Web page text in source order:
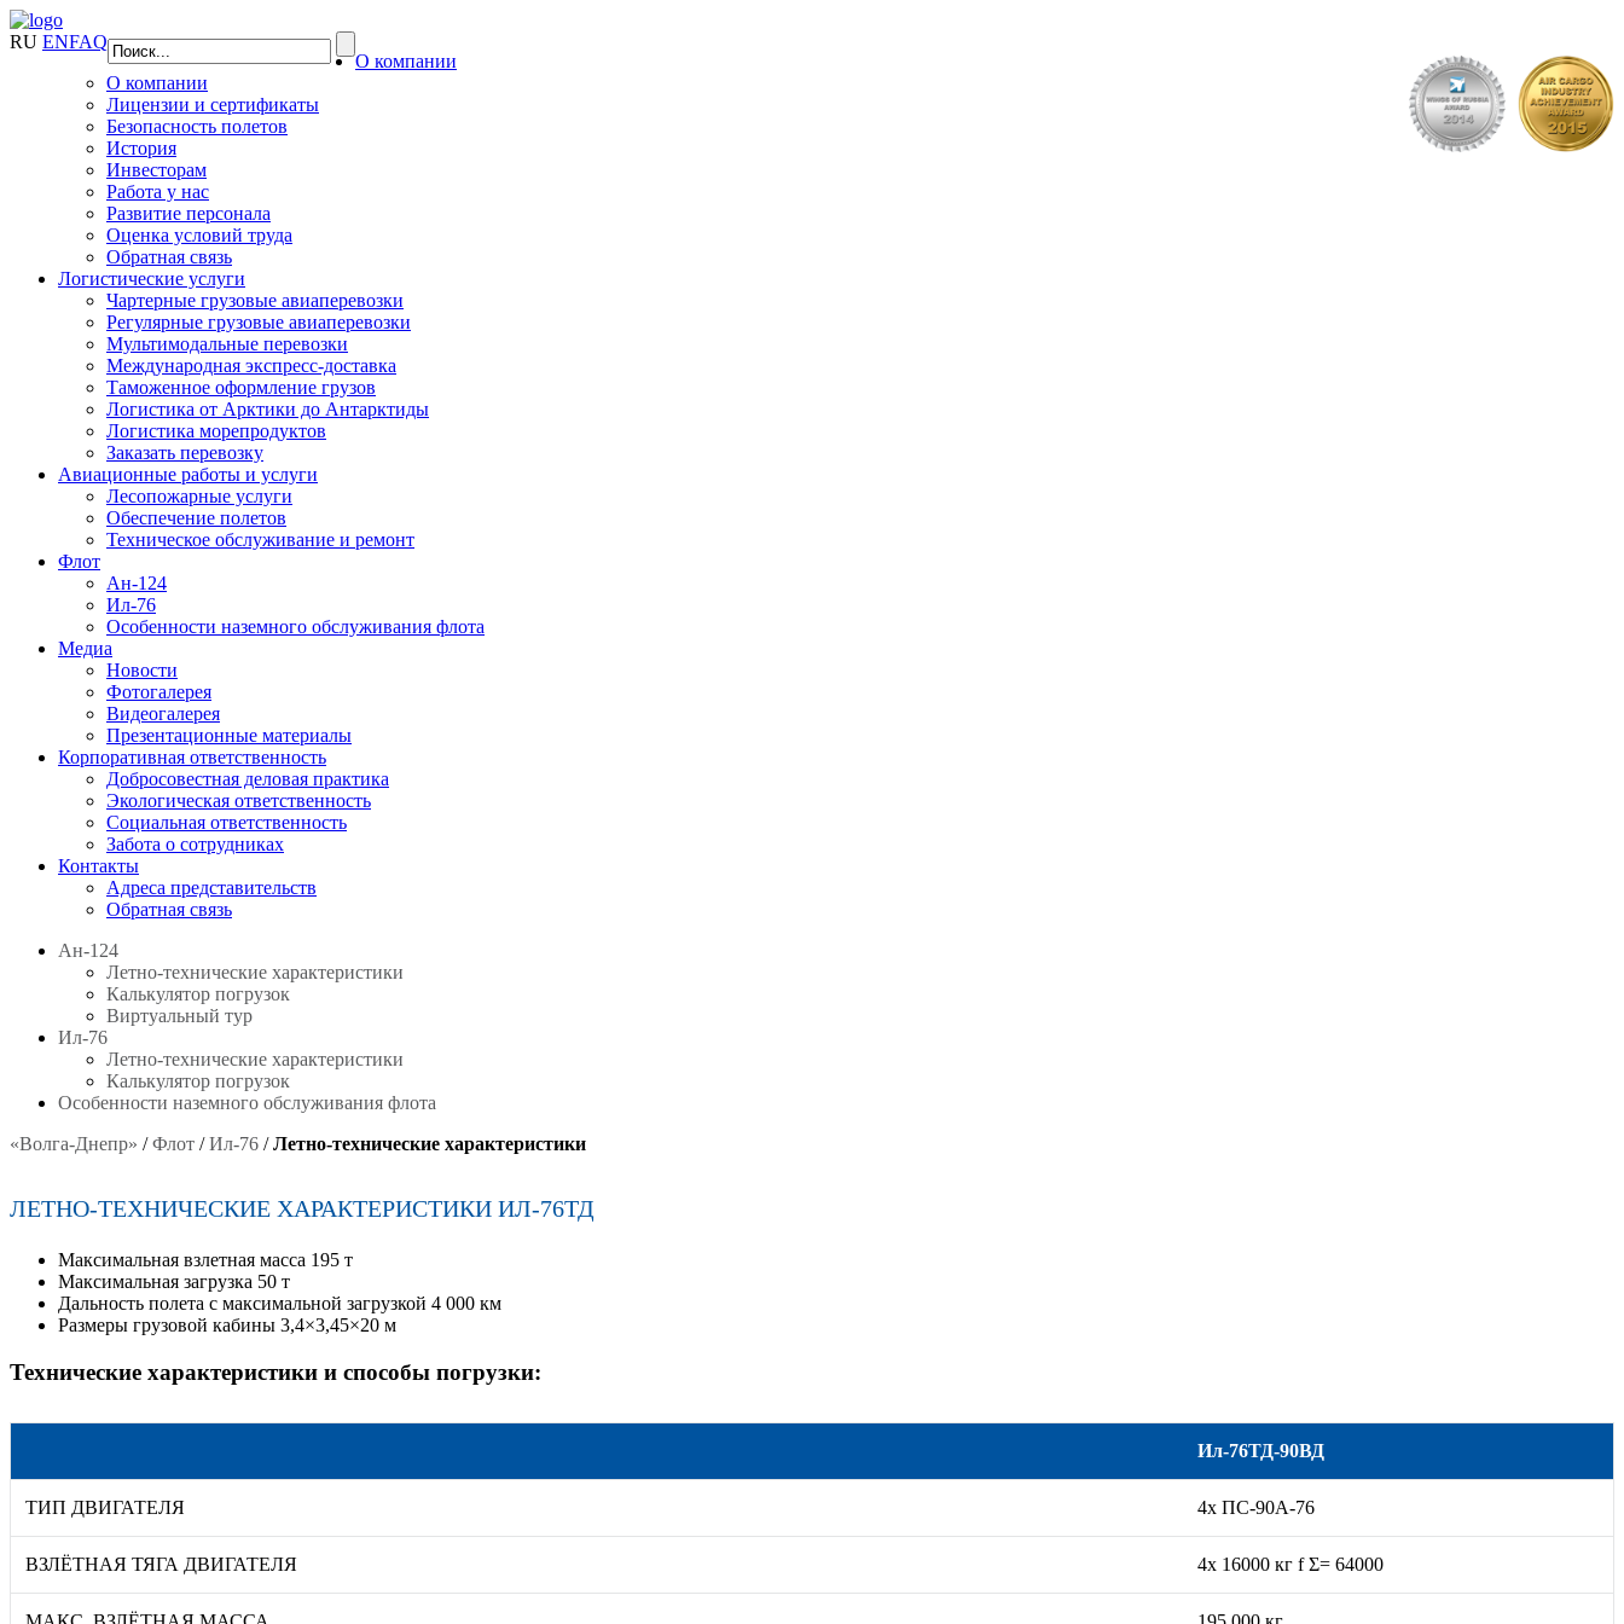
RU ENFAQ
О компании
О компании
Лицензии и сертификаты
Безопасность полетов
История
Инвесторам
Работа у нас
Развитие персонала
Оценка условий труда
Обратная связь
Логистические услуги
Чартерные грузовые авиаперевозки
Регулярные грузовые авиаперевозки
Мультимодальные перевозки
Международная экспресс-доставка
Таможенное оформление грузов
Логистика от Арктики до Антарктиды
Логистика морепродуктов
Заказать перевозку
Авиационные работы и услуги
Лесопожарные услуги
Обеспечение полетов
Техническое обслуживание и ремонт
Флот
Ан-124
Ил-76
Особенности наземного обслуживания флота
Медиа
Новости
Фотогалерея
Видеогалерея
Презентационные материалы
Корпоративная ответственность
Добросовестная деловая практика
Экологическая ответственность
Социальная ответственность
Забота о сотрудниках
Контакты
Адреса представительств
Обратная связь
Ан-124
Летно-технические характеристики
Калькулятор погрузок
Виртуальный тур
Ил-76
Летно-технические характеристики
Калькулятор погрузок
Особенности наземного обслуживания флота
«Волга-Днепр» /Флот /Ил-76 /Летно-технические характеристики
ЛЕТНО-ТЕХНИЧЕСКИЕ ХАРАКТЕРИСТИКИ ИЛ-76ТД
Максимальная взлетная масса 195 т
Максимальная загрузка 50 т
Дальность полета с максимальной загрузкой 4 000 км
Размеры грузовой кабины 3,4×3,45×20 м
Технические характеристики и способы погрузки:
Ил-76ТД-90ВД
ТИП ДВИГАТЕЛЯ 4x ПС-90A-76
ВЗЛЁТНАЯ ТЯГА ДВИГАТЕЛЯ 4x 16000 кг f Σ= 64000